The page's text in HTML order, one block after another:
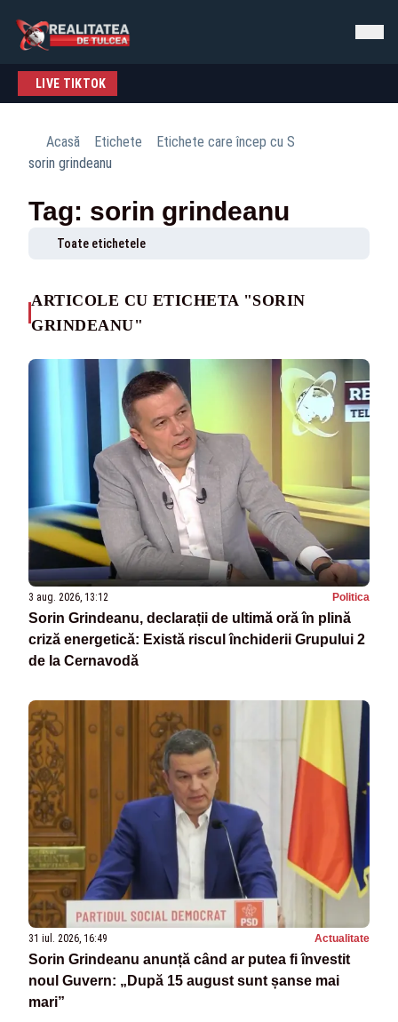
LIVE TIKTOK
Acasă Etichete
Etichete care încep cu S
sorin grindeanu
Tag: sorin grindeanu
Toate etichetele
ARTICOLE CU ETICHETA "SORIN
GRINDEANU"
3 aug. 2026, 13:12 Politica
Sorin Grindeanu, declarații de ultimă oră în plină
criză energetică: Există riscul închiderii Grupului 2
de la Cernavodă
31 iul. 2026, 16:49 Actualitate
Sorin Grindeanu anunță când ar putea fi învestit
noul Guvern: „După 15 august sunt șanse mai
mari”